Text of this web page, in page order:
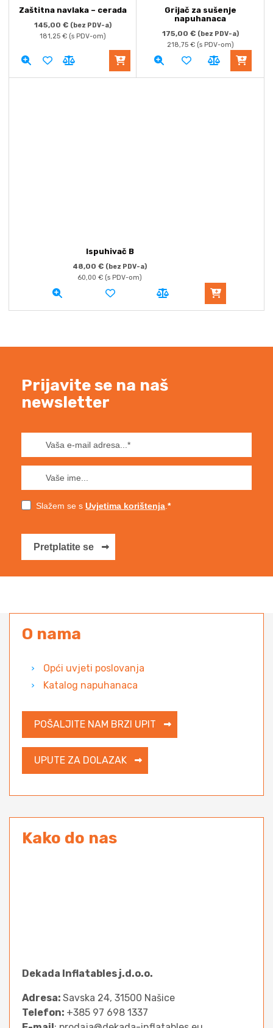
Zaštitna navlaka – cerada
145,00 € (bez PDV-a)
181,25 € (s PDV-om)
Grijač za sušenje
napuhanaca
175,00 € (bez PDV-a)
218,75 €(s PDV-om)
Ispuhivač B
48,00 € (bez PDV-a)
60,00 € (s PDV-om)
Prijavite se na naš
newsletter
Slažem se s Uvjetima korištenja
Pretplatite se
O nama
Opći uvjeti poslovanja
Katalog napuhanaca
POŠALJITE NAM BRZI UPIT
UPUTE ZA DOLAZAK
Kako do nas
Dekada Inflatables j.d.o.o.
Adresa: Savska 24, 31500 Našice
Telefon: +385 97 698 1337